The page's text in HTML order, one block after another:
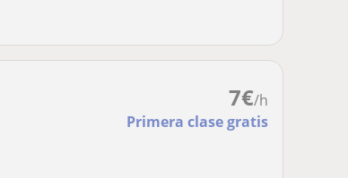
7€/h
Primera clase gratis